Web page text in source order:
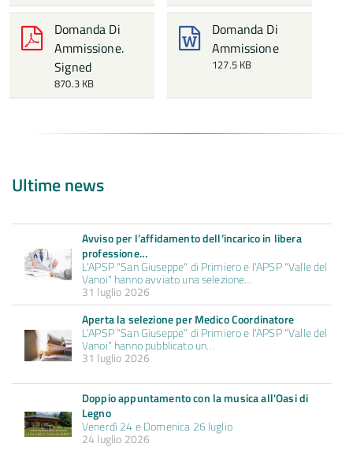
Domanda Di
Ammissione.
Signed
870.3 KB
Domanda Di
Ammissione
127.5 KB
Ultime news
Avviso per l’affidamento dell’incarico in libera
professione…
L'APSP "San Giuseppe" di Primiero e l'APSP "Valle del
Vanoi" hanno avviato una selezione…
31 luglio 2026
Aperta la selezione per Medico Coordinatore
L'APSP "San Giuseppe" di Primiero e l'APSP "Valle del
Vanoi" hanno pubblicato un…
31 luglio 2026
Doppio appuntamento con la musica all'Oasi di
Legno
Venerdì 24 e Domenica 26 luglio
24 luglio 2026